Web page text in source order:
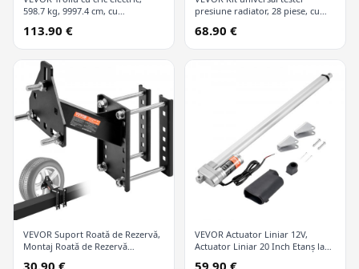
598.7 kg, 9997.4 cm, cu
cu fir
113.90 €
presiune radiator, 28 piese, cu
codificate după culori, kit vid
refill pentru sisteme de răcire
68.90 €
VEVOR Suport Roată de Rezervă,
Montaj Roată de Rezervă
30.90 €
VEVOR Actuator Liniar 12V,
Actuator Liniar 20 Inch Etanș la
59.90 €